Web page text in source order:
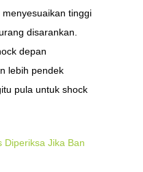
tinggi
disarankan.
depan
lebih pendek
pula untuk shock
Diperiksa Jika Ban